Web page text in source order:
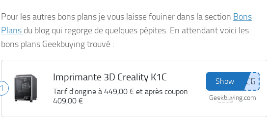
Pour les autres bons plans je vous laisse fouiner dans la section Bons
Plans du blog qui regorge de quelques pépites. En attendant voici les
bons plans Geekbuying trouvé :
1
Imprimante 3D Creality K1C
Tarif d'origine à 449,00 € et après coupon
409,00 €
Show
Code
Geekbuying.com